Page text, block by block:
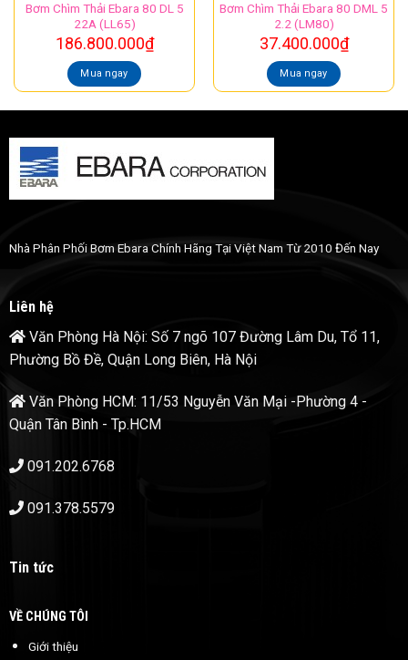
Bơm Chìm Thải Ebara 80 DL 5
22A (LL65)
186.800.000₫
Mua ngay
Bơm Chìm Thải Ebara 80 DML 5
2.2 (LM80)
37.400.000₫
Mua ngay
Nhà Phân Phối Bơm Ebara Chính Hãng Tại Việt Nam Từ 2010 Đến Nay
Liên hệ
Văn Phòng Hà Nội: Số 7 ngõ 107 Đường Lâm Du, Tổ 11,
Phường Bồ Đề, Quận Long Biên, Hà Nội
Văn Phòng HCM: 11/53 Nguyễn Văn Mại -Phường 4 -
Quận Tân Bình - Tp.HCM
091.202.6768
091.378.5579
Tin tức
VỀ CHÚNG TÔI
Giới thiệu